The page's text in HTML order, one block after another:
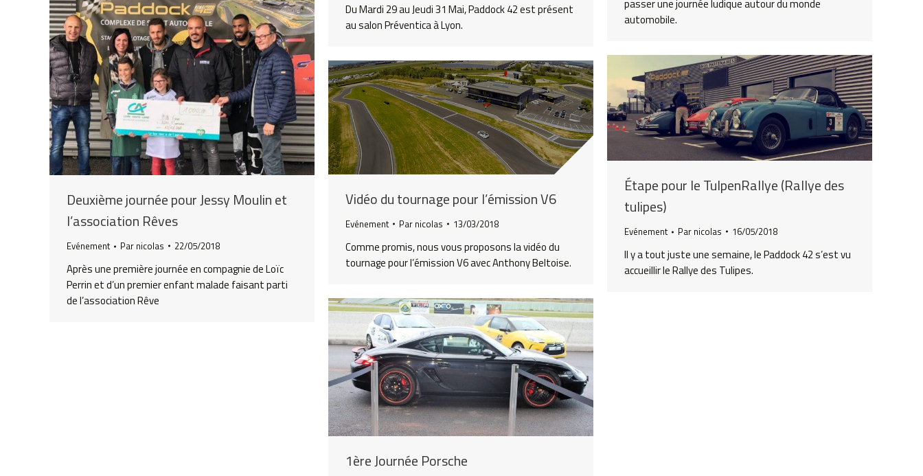
passer une journée ludique autour du monde
automobile.
Du Mardi 29 au Jeudi 31 Mai, Paddock 42 est présent
au salon Préventica à Lyon.
Deuxième journée pour Jessy Moulin et
l’association Rêves
Evénement Par nicolas 22/05/2018
Après une première journée en compagnie de Loïc
Perrin et d’un premier enfant malade faisant parti
de l’association Rêve
Étape pour le TulpenRallye (Rallye des
tulipes)
Evénement Par nicolas 16/05/2018
Il y a tout juste une semaine, le Paddock 42 s’est vu
accueillir le Rallye des Tulipes.
Vidéo du tournage pour l’émission V6
Evénement Par nicolas 13/03/2018
Comme promis, nous vous proposons la vidéo du
tournage pour l’émission V6 avec Anthony Beltoise.
1ère Journée Porsche